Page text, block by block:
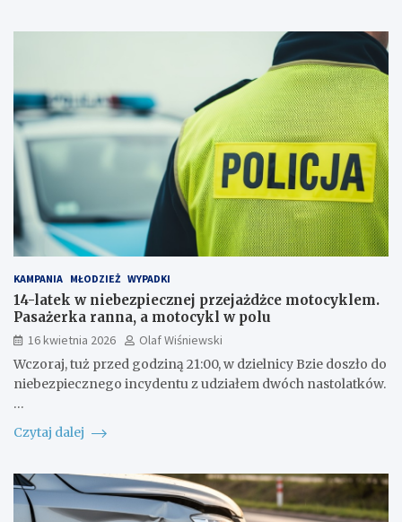
KAMPANIA MŁODZIEŻ WYPADKI
14-latek w niebezpiecznej przejażdżce motocyklem.
Pasażerka ranna, a motocykl w polu
16 kwietnia 2026
Olaf Wiśniewski
Wczoraj, tuż przed godziną 21:00, w dzielnicy Bzie doszło do
niebezpiecznego incydentu z udziałem dwóch nastolatków.
…
Czytaj dalej